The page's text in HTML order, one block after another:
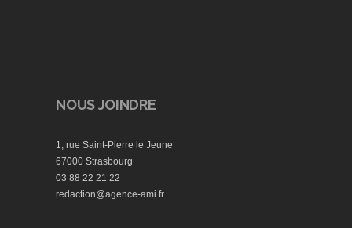
NOUS JOINDRE
1, rue Saint-Pierre le Jeune
67000 Strasbourg
03 88 22 21 22
redaction@agence-ami.fr